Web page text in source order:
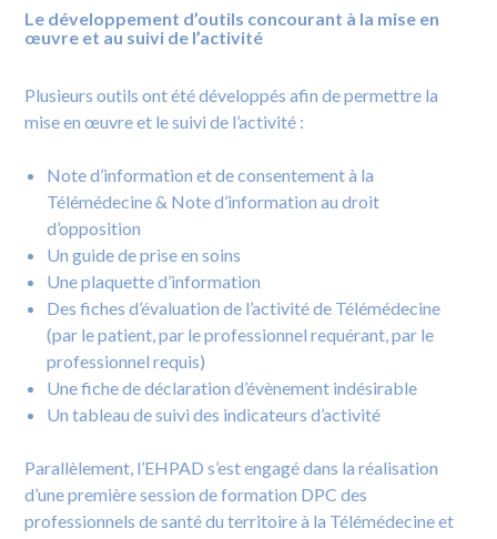
Le développement d’outils concourant à la mise en
œuvre et au suivi de l’activité
Plusieurs outils ont été développés afin de permettre la
mise en œuvre et le suivi de l’activité :
Note d’information et de consentement à la
Télémédecine & Note d’information au droit
d’opposition
Un guide de prise en soins
Une plaquette d’information
Des fiches d’évaluation de l’activité de Télémédecine
(par le patient, par le professionnel requérant, par le
professionnel requis)
Une fiche de déclaration d’évènement indésirable
Un tableau de suivi des indicateurs d’activité
Parallèlement, l’EHPAD s’est engagé dans la réalisation
d’une première session de formation DPC des
professionnels de santé du territoire à la Télémédecine et